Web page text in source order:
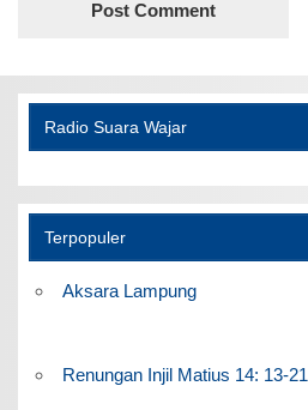
Radio Suara Wajar
Terpopuler
Aksara Lampung
Renungan Injil Matius 14: 13-21